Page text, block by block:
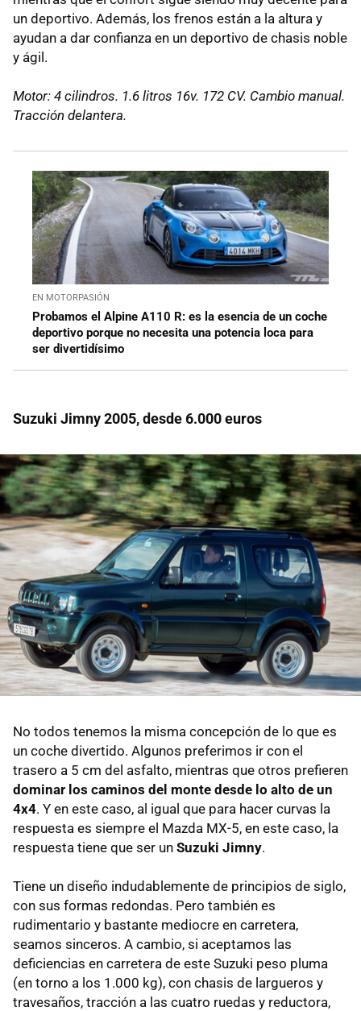
un deportivo. Además, los frenos están a la altura y
ayudan a dar confianza en un deportivo de chasis noble
y ágil.
Motor: 4 cilindros. 1.6 litros 16v. 172 CV. Cambio manual.
Tracción delantera.
EN MOTORPASIÓN
Probamos el Alpine A110 R: es la esencia de un coche
deportivo porque no necesita una potencia loca para
ser divertidísimo
Suzuki Jimny 2005, desde 6.000 euros
No todos tenemos la misma concepción de lo que es
un coche divertido. Algunos preferimos ir con el
trasero a 5 cm del asfalto, mientras que otros prefieren
dominar los caminos del monte desde lo alto de un
4x4. Y en este caso, al igual que para hacer curvas la
respuesta es siempre el Mazda MX-5, en este caso, la
respuesta tiene que ser un Suzuki Jimny.
Tiene un diseño indudablemente de principios de siglo,
con sus formas redondas. Pero también es
rudimentario y bastante mediocre en carretera,
seamos sinceros. A cambio, si aceptamos las
deficiencias en carretera de este Suzuki peso pluma
(en torno a los 1.000 kg), con chasis de largueros y
travesaños, tracción a las cuatro ruedas y reductora,